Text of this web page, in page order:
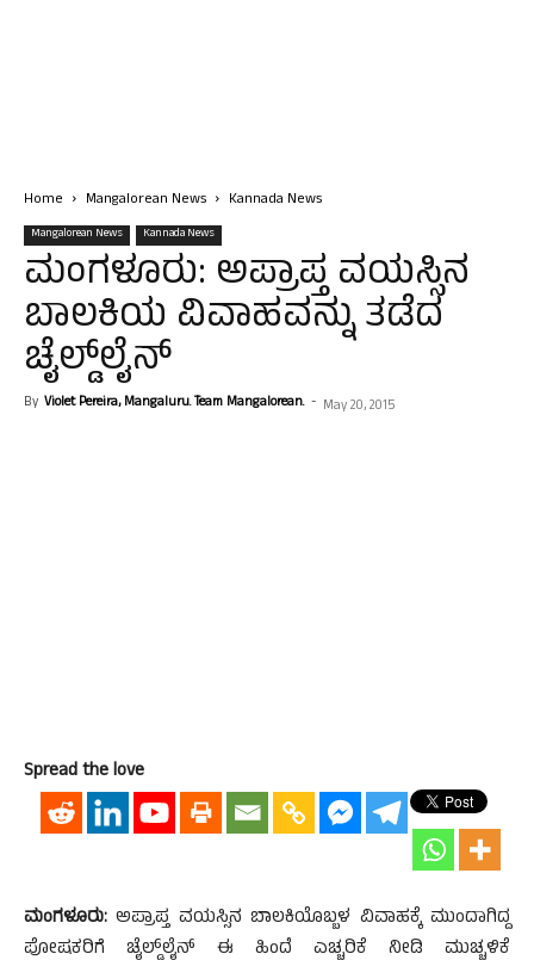
Home Mangalorean News Kannada News
Mangalorean News Kannada News
ಮಂಗಳೂರು: ಅಪ್ರಾಪ್ತ ವಯಸ್ಸಿನ
ಬಾಲಕಿಯ ವಿವಾಹವನ್ನು ತಡೆದ
ಚೈಲ್ಡ್‌ಲೈನ್‌
By Violet Pereira, Mangaluru. Team Mangalorean. - May 20, 2015
Spread the love
ಮಂಗಳೂರು: ಅಪ್ರಾಪ್ತ ವಯಸ್ಸಿನ ಬಾಲಕಿಯೊಬ್ಬಳ ವಿವಾಹಕ್ಕೆ ಮುಂದಾಗಿದ್ದ
ಪೋಷಕರಿಗೆ ಚೈಲ್ಡ್‌ಲೈನ್ ಈ ಹಿಂದೆ ಎಚ್ಚರಿಕೆ ನೀಡಿ ಮುಚ್ಚಳಿಕೆ